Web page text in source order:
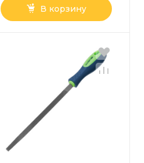
В корзину